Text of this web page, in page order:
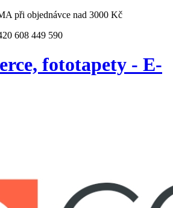
při objednávce nad 3000 Kč
608 449 590
fototapety - E-